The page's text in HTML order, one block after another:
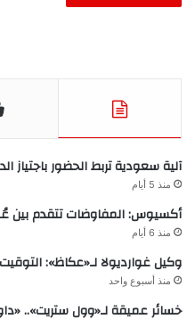
آلية سعودية تربط الحضور باجتياز
منذ 5 أيام
أكسيوس: المفاوضات تتقدم بين
منذ 6 أيام
وكيل غوارديولا لـ«عكاظ»:
منذ أسبوع واحد
خسائر عميقة لـ«وول ستريت».. «داو